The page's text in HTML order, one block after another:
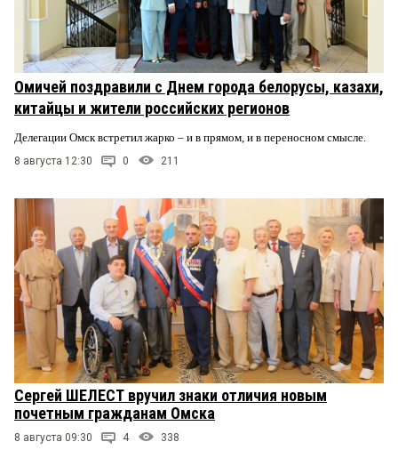
Омичей поздравили с Днем города белорусы, казахи,
китайцы и жители российских регионов
Делегации Омск встретил жарко – и в прямом, и в переносном смысле.
8 августа 12:30 0 211
Сергей ШЕЛЕСТ вручил знаки отличия новым
почетным гражданам Омска
8 августа 09:30 4 338